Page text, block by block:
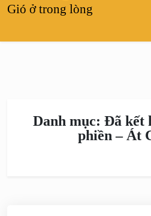
Gió ở trong lòng
Danh mục: Đã kết
phiền – Át